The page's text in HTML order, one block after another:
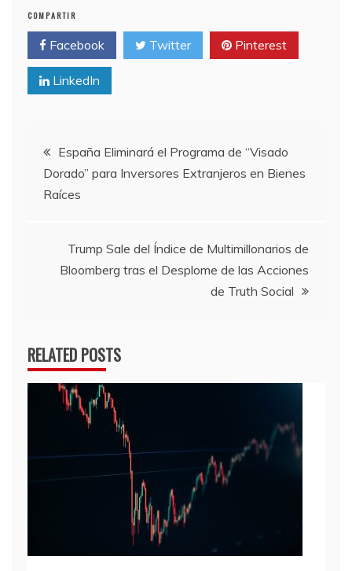
COMPARTIR
Facebook Twitter Pinterest
LinkedIn
Navegación
de
España Eliminará el Programa de “Visado
Dorado” para Inversores Extranjeros en Bienes
Raíces
Trump Sale del Índice de Multimillonarios de
Bloomberg tras el Desplome de las Acciones
de Truth Social
RELATED POSTS